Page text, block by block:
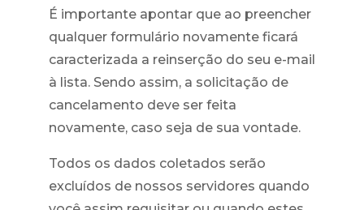
É importante apontar que ao preencher
qualquer formulário novamente ficará
caracterizada a reinserção do seu e-mail
à lista. Sendo assim, a solicitação de
cancelamento deve ser feita
novamente, caso seja de sua vontade.
Todos os dados coletados serão
excluídos de nossos servidores quando